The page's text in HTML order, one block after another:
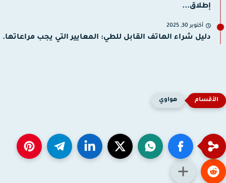
إطلاق...
أكتوبر 30, 2025
دليل شراء الهاتف القابل للطي: المعايير التي يجب مراعاتها.
هواوي